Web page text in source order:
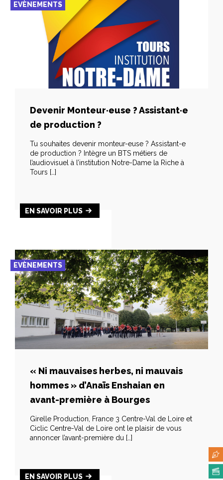
EVÈNEMENTS
Devenir Monteur·euse ? Assistant·e
de production ?
Tu souhaites devenir monteur-euse ? Assistant-e
de production ? Intègre un BTS métiers de
l’audiovisuel à l’institution Notre-Dame la Riche à
Tours […]
EN SAVOIR PLUS
EVÈNEMENTS
« Ni mauvaises herbes, ni mauvais
hommes » d’Anaïs Enshaian en
avant-première à Bourges
Girelle Production, France 3 Centre-Val de Loire et
Ciclic Centre-Val de Loire ont le plaisir de vous
annoncer l’avant-première du […]
EN SAVOIR PLUS